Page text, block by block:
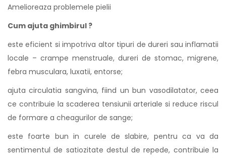
Amelioreaza problemele pielii
Cum ajuta ghimbirul ?
este eficient si impotriva altor tipuri de dureri sau inflamatii
locale – crampe menstruale, dureri de stomac, migrene,
febra musculara, luxatii, entorse;
ajuta circulatia sangvina, fiind un bun vasodilatator, ceea
ce contribuie la scaderea tensiunii arteriale si reduce riscul
de formare a cheagurilor de sange;
este foarte bun in curele de slabire, pentru ca va da
sentimentul de satiozitate destul de repede, contribuie la